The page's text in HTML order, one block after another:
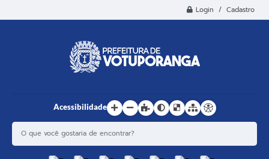
Login / Cadastro
Acessibilidade